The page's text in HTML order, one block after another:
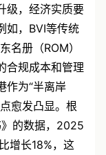
级，经济实质要
如，BVI等传统
名册（ROM）
合规成本和管理
作为“半离岸
愈发凸显。根
的数据，2025
增长18%，这